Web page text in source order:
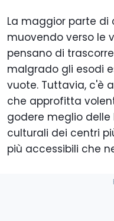
La maggior parte di
muovendo verso le
pensano di
malgrado gli esodi
vuote. Tuttavia, c'è
che approfitta
godere meglio delle
culturali dei centri
più accessibili che